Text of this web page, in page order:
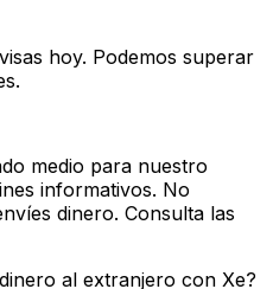
hoy. Podemos superar
medio para nuestro
informativos. No
dinero. Consulta las
al extranjero con Xe?